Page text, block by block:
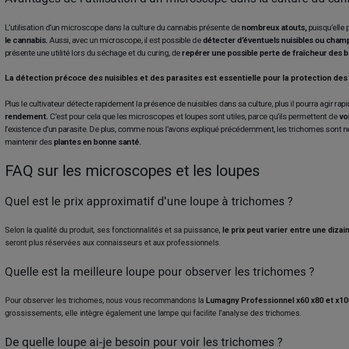
L’utilisation d’un microscope dans la culture du cannabis présente de nombreux atouts,puisqu’elle
le cannabis. Aussi, avec un microscope, il est possible de détecter d’éventuels nuisibles ou
présente une utilité lors du séchage et du curing, de repérer une possible perte de fraîcheur des
La détection précoce des nuisibles et des parasites est essentielle pour la protection
Plus le cultivateur détecte rapidement la présence de nuisibles dans sa culture, plus il pourra agir
rendement. C’est pour cela que les microscopes et loupes sont utiles, parce qu’ils permettent de
l’existence d’un parasite. De plus, comme nous l’avons expliqué précédemment, les trichomes sont
maintenir des plantes en bonne santé.
FAQ sur les microscopes et les loupes
Quel est le prix approximatif d'une loupe à trichomes ?
Selon la qualité du produit, ses fonctionnalités et sa puissance, le prix peut varier entre une
seront plus réservées aux connaisseurs et aux professionnels.
Quelle est la meilleure loupe pour observer les trichomes ?
Pour observer les trichomes, nous vous recommandons la Lumagny Professionnel x60 x80 et
grossissements, elle intègre également une lampe qui facilite l’analyse des trichomes.
De quelle loupe ai-je besoin pour voir les trichomes ?